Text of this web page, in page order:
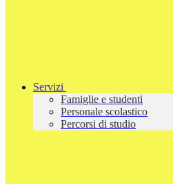
Servizi
Famiglie e studenti
Personale scolastico
Percorsi di studio